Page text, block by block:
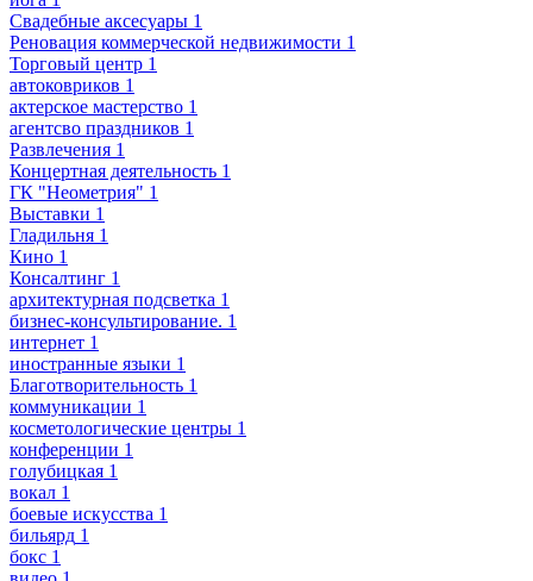
Свадебные аксесуары 1
Реновация коммерческой недвижимости 1
Торговый центр 1
автоковриков 1
актерское мастерство 1
агентсво праздников 1
Развлечения 1
Концертная деятельность 1
ГК "Неометрия" 1
Выставки 1
Гладильня 1
Кино 1
Консалтинг 1
архитектурная подсветка 1
бизнес-консультирование. 1
интернет 1
иностранные языки 1
Благотворительность 1
коммуникации 1
косметологические центры 1
конференции 1
голубицкая 1
вокал 1
боевые искусства 1
бильярд 1
бокс 1